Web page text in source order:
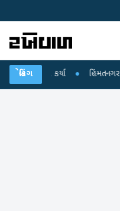
બ્રેકિંગ
કર્યા ● હિંમતનગરમાં